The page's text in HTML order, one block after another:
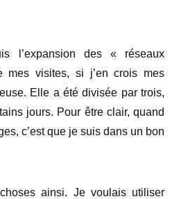
l’expansion des « réseaux
mes visites, si j’en crois mes
Elle a été divisée par trois,
jours. Pour être clair, quand
c’est que je suis dans un bon
ainsi. Je voulais utiliser